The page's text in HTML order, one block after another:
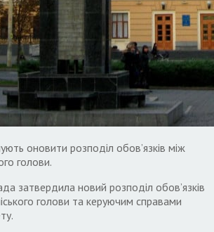
оновити розподіл обов’язків між
голови.
затвердила новий розподіл обов’язків
голови та керуючим справами